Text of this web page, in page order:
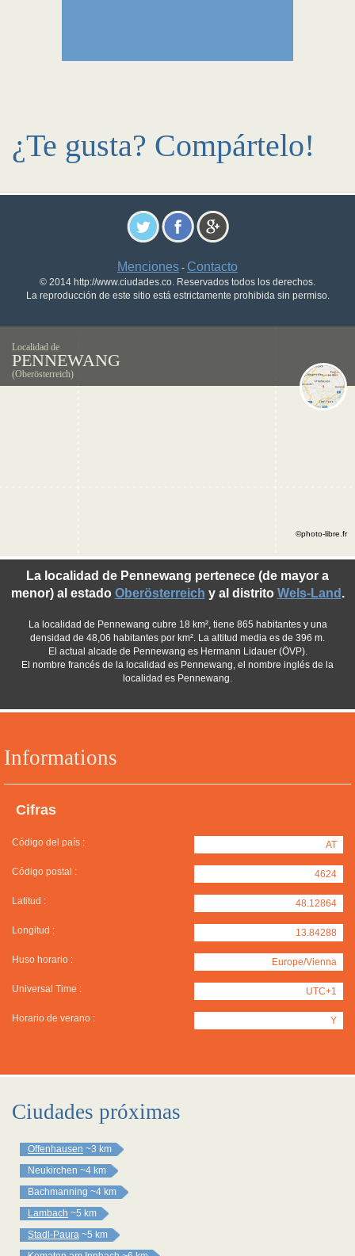
¿Te gusta? Compártelo!
Menciones - Contacto
© 2014 http://www.ciudades.co. Reservados todos los derechos.
La reproducción de este sitio está estrictamente prohibida sin permiso.
Localidad de
PENNEWANG
(Oberösterreich)
Informations
Cifras
Código del país : AT
Código postal : 4624
Latitud : 48.12864
Longitud : 13.84288
Huso horario : Europe/Vienna
Universal Time : UTC+1
Horario de verano : Y
La localidad de Pennewang pertenece (de mayor a
menor) al estado Oberösterreich y al distrito Wels-Land .
La localidad de Pennewang cubre 18 km², tiene 865 habitantes y una
densidad de 48,06 habitantes por km². La altitud media es de 396 m.
El actual alcade de Pennewang es Hermann Lidauer (ÖVP).
El nombre francés de la localidad es Pennewang, el nombre inglés de la
localidad es Pennewang.
©photo-libre.fr
Ciudades próximas
Offenhausen ~3 km
Neukirchen ~4 km
Bachmanning ~4 km
Lambach ~5 km
Stadl-Paura ~5 km